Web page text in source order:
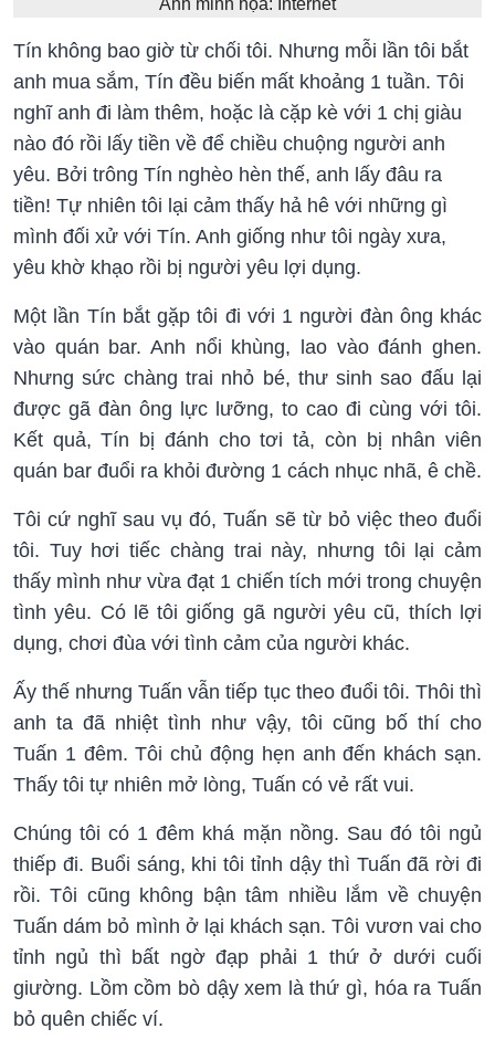
Ảnh minh họa: Internet
Tín không bao giờ từ chối tôi. Nhưng mỗi lần tôi bắt
anh mua sắm, Tín đều biến mất khoảng 1 tuần. Tôi
nghĩ anh đi làm thêm, hoặc là cặp kè với 1 chị giàu
nào đó rồi lấy tiền về để chiều chuộng người anh
yêu. Bởi trông Tín nghèo hèn thế, anh lấy đâu ra
tiền! Tự nhiên tôi lại cảm thấy hả hê với những gì
mình đối xử với Tín. Anh giống như tôi ngày xưa,
yêu khờ khạo rồi bị người yêu lợi dụng.
Một lần Tín bắt gặp tôi đi với 1 người đàn ông khác
vào quán bar. Anh nổi khùng, lao vào đánh ghen.
Nhưng sức chàng trai nhỏ bé, thư sinh sao đấu lại
được gã đàn ông lực lưỡng, to cao đi cùng với tôi.
Kết quả, Tín bị đánh cho tơi tả, còn bị nhân viên
quán bar đuổi ra khỏi đường 1 cách nhục nhã, ê chề.
Tôi cứ nghĩ sau vụ đó, Tuấn sẽ từ bỏ việc theo đuổi
tôi. Tuy hơi tiếc chàng trai này, nhưng tôi lại cảm
thấy mình như vừa đạt 1 chiến tích mới trong chuyện
tình yêu. Có lẽ tôi giống gã người yêu cũ, thích lợi
dụng, chơi đùa với tình cảm của người khác.
Ấy thế nhưng Tuấn vẫn tiếp tục theo đuổi tôi. Thôi thì
anh ta đã nhiệt tình như vậy, tôi cũng bố thí cho
Tuấn 1 đêm. Tôi chủ động hẹn anh đến khách sạn.
Thấy tôi tự nhiên mở lòng, Tuấn có vẻ rất vui.
Chúng tôi có 1 đêm khá mặn nồng. Sau đó tôi ngủ
thiếp đi. Buổi sáng, khi tôi tỉnh dậy thì Tuấn đã rời đi
rồi. Tôi cũng không bận tâm nhiều lắm về chuyện
Tuấn dám bỏ mình ở lại khách sạn. Tôi vươn vai cho
tỉnh ngủ thì bất ngờ đạp phải 1 thứ ở dưới cuối
giường. Lồm cồm bò dậy xem là thứ gì, hóa ra Tuấn
bỏ quên chiếc ví.